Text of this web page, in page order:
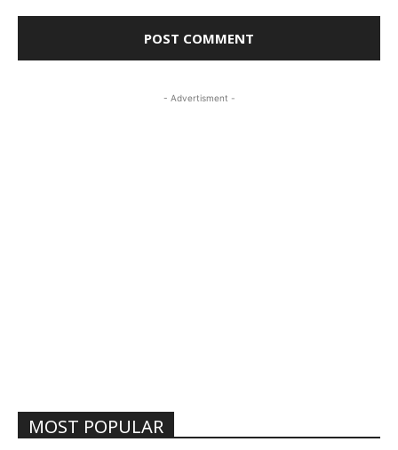
- Advertisment -
MOST POPULAR